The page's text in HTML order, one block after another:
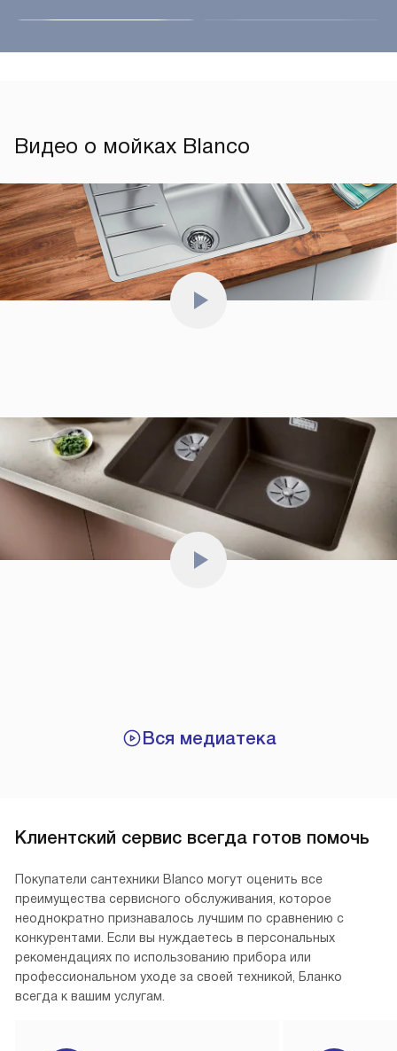
Видео о мойках Blanco
Вся медиатека
Клиентский сервис всегда готов помочь
Покупатели сантехники Blanco могут оценить все
преимущества сервисного обслуживания, которое
неоднократно признавалось лучшим по сравнению с
конкурентами. Если вы нуждаетесь в персональных
рекомендациях по использованию прибора или
профессиональном уходе за своей техникой, Бланко
всегда к вашим услугам.